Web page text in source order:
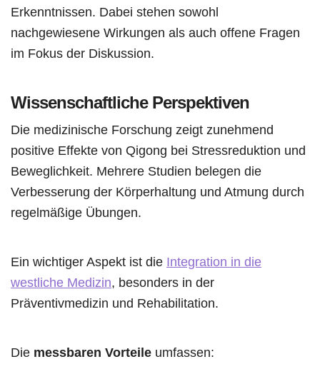
Erkenntnissen. Dabei stehen sowohl
nachgewiesene Wirkungen als auch offene Fragen
im Fokus der Diskussion.
Wissenschaftliche Perspektiven
Die medizinische Forschung zeigt zunehmend
positive Effekte von Qigong bei Stressreduktion und
Beweglichkeit. Mehrere Studien belegen die
Verbesserung der Körperhaltung und Atmung durch
regelmäßige Übungen.
Ein wichtiger Aspekt ist die Integration in die
westliche Medizin, besonders in der
Präventivmedizin und Rehabilitation.
Die messbaren Vorteile umfassen: